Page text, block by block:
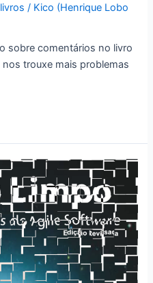
livros / Kico (Henrique Lobo
sobre comentários no livro
trouxe mais problemas